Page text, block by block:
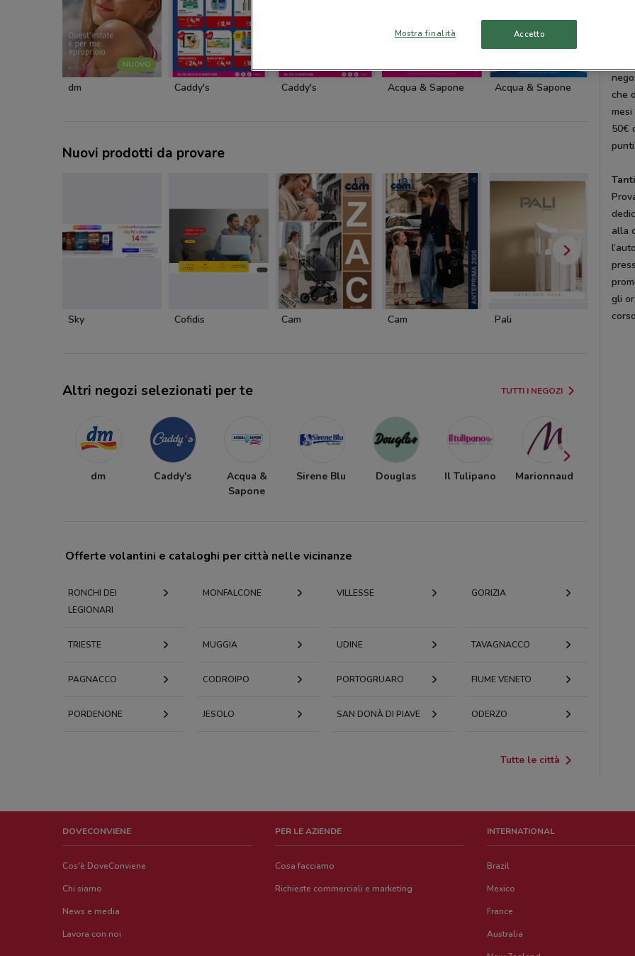
NUOVO
dm Caddy's Caddy's Acqua & Sapone Acqua & Sapone Acqua
Nuovi prodotti da provare
Sky Cofidis Cam Cam Pali Dacia
Altri negozi selezionati per te TUTTI I NEGOZI
dm Caddy's
Acqua &
Sapone
Sirene Blu Douglas Il Tulipano Marionnaud
Offerte volantini e cataloghi per città nelle vicinanze
RONCHI DEI
LEGIONARI
MONFALCONE VILLESSE GORIZIA
TRIESTE MUGGIA UDINE TAVAGNACCO
PAGNACCO CODROIPO PORTOGRUARO FIUME VENETO
PORDENONE JESOLO SAN DONÀ DI PIAVE ODERZO
Tutte le città
Il
che
50€
alla
gli
DOVECONVIENE
Cos'è DoveConviene
Chi siamo
News e media
Lavora con noi
PER LE AZIENDE
Cosa facciamo
Richieste commerciali e marketing
INTERNATIONAL
Brazil
Mexico
France
Australia
Mostra finalità Accetto